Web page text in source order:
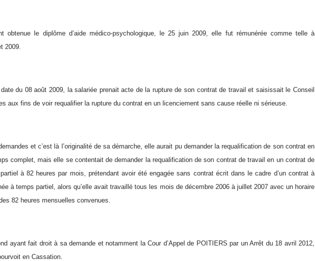
obtenue le diplôme d’aide médico-psychologique, le 25 juin 2009, elle fut rémunérée comme telle à
2009.
du 08 août 2009, la salariée prenait acte de la rupture de son contrat de travail et saisissait le Conseil
aux fins de voir requalifier la rupture du contrat en un licenciement sans cause réelle ni sérieuse.
et c’est là l’originalité de sa démarche, elle aurait pu demander la requalification de son contrat en
complet, mais elle se contentait de demander la requalification de son contrat de travail en un contrat de
à 82 heures par mois, prétendant avoir été engagée sans contrat écrit dans le cadre d’un contrat à
à temps partiel, alors qu’elle avait travaillé tous les mois de décembre 2006 à juillet 2007 avec un horaire
82 heures mensuelles convenues.
ayant fait droit à sa demande et notamment la Cour d’Appel de POITIERS par un Arrêt du 18 avril 2012,
en Cassation.